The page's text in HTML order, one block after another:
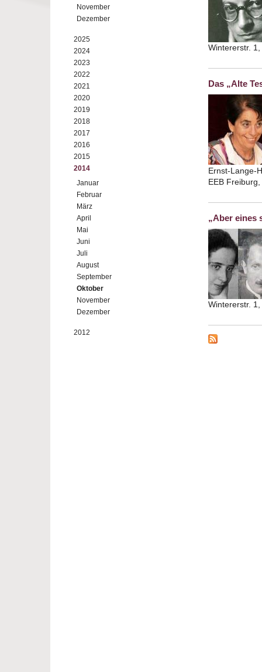
November
Dezember
2025
2024
2023
2022
2021
2020
2019
2018
2017
2016
2015
2014
Januar
Februar
März
April
Mai
Juni
Juli
August
September
Oktober
November
Dezember
2012
Wintererstr.
Das „Alte
Ernst-Lange-
EEB
„Aber eines
Wintererstr.